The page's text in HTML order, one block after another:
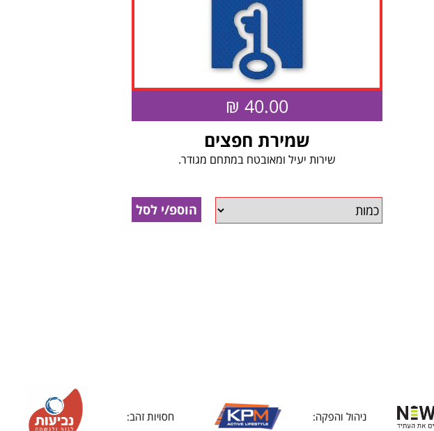
40.00 ₪
שמירת חפצים
שירות יעיל ומאובטח במתחם מגודר.
הוספ/י לסל
ניהול והפקה: חסויות זהב: